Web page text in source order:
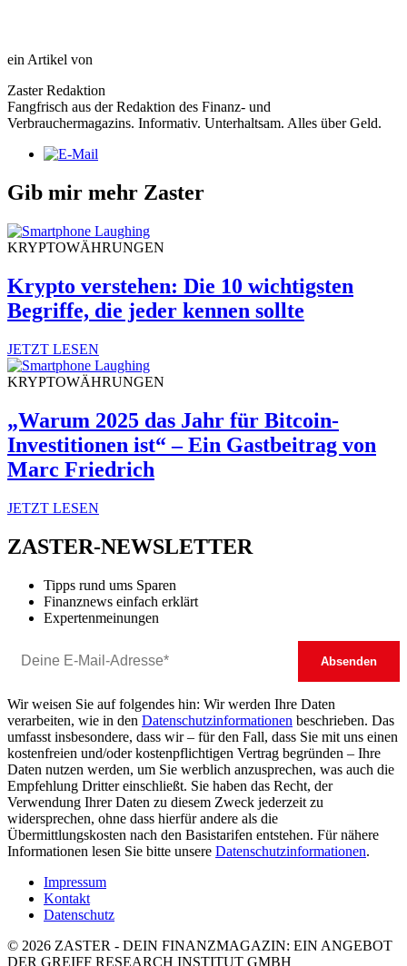
ein Artikel von
Zaster Redaktion
Fangfrisch aus der Redaktion des Finanz- und
Verbrauchermagazins. Informativ. Unterhaltsam. Alles über Geld.
Gib mir mehr Zaster
KRYPTOWÄHRUNGEN
Krypto verstehen: Die 10 wichtigsten
Begriffe, die jeder kennen sollte
JETZT LESEN
KRYPTOWÄHRUNGEN
„Warum 2025 das Jahr für Bitcoin-
Investitionen ist“ – Ein Gastbeitrag von
Marc Friedrich
JETZT LESEN
ZASTER-NEWSLETTER
Tipps rund ums Sparen
Finanznews einfach erklärt
Expertenmeinungen
Wir weisen Sie auf folgendes hin: Wir werden Ihre Daten
verarbeiten, wie in den Datenschutzinformationen beschrieben. Das
umfasst insbesondere, dass wir – für den Fall, dass Sie mit uns einen
kostenfreien und/oder kostenpflichtigen Vertrag begründen – Ihre
Daten nutzen werden, um Sie werblich anzusprechen, was auch die
Empfehlung Dritter einschließt. Sie haben das Recht, der
Verwendung Ihrer Daten zu diesem Zweck jederzeit zu
widersprechen, ohne dass hierfür andere als die
Übermittlungskosten nach den Basistarifen entstehen. Für nähere
Informationen lesen Sie bitte unsere Datenschutzinformationen.
Impressum
Kontakt
Datenschutz
© 2026 ZASTER - DEIN FINANZMAGAZIN: EIN ANGEBOT
DER GREIFF RESEARCH INSTITUT GMBH